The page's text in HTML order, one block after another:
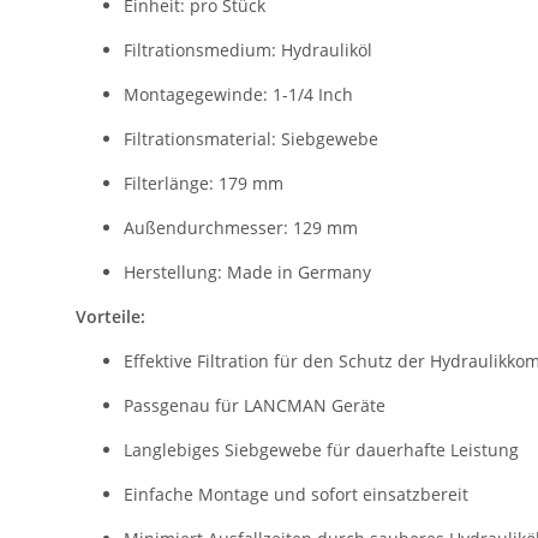
Einheit: pro Stück
Filtrationsmedium: Hydrauliköl
Montagegewinde: 1-1/4 Inch
Filtrationsmaterial: Siebgewebe
Filterlänge: 179 mm
Außendurchmesser: 129 mm
Herstellung: Made in Germany
Vorteile:
Effektive Filtration für den Schutz der
Passgenau für LANCMAN Geräte
Langlebiges Siebgewebe für dauerhafte Leistung
Einfache Montage und sofort einsatzbereit